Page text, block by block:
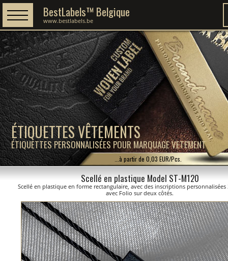
ÉTIQUETTES VÊTEMENTS
ÉTIQUETTES PERSONNALISÉES POUR MARQUAGE VETEMENT
BestLabels™ Belgique
www.bestlabels.be
...à partir de 0,03 EUR/Pcs.
Scellé en plastique Model ST-M120
Scellé en plastique en forme rectangulaire, avec des inscriptions personnalisées
avec Folio sur deux côtés.